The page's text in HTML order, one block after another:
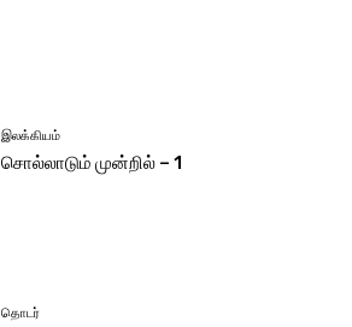
இலக்கியம்
சொல்லாடும் முன்றில் – 1
தொடர்